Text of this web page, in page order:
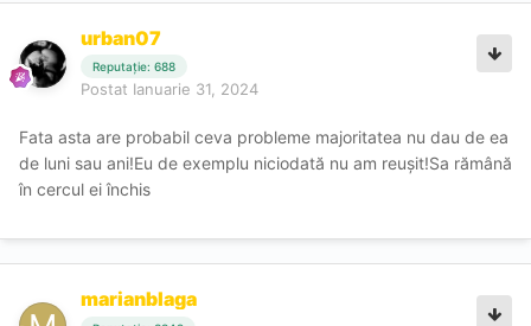
urban07
Reputație: 688
Postat Ianuarie 31, 2024
Fata asta are probabil ceva probleme majoritatea nu dau de ea
de luni sau ani!Eu de exemplu niciodată nu am reușit!Sa rămână
în cercul ei închis
marianblaga